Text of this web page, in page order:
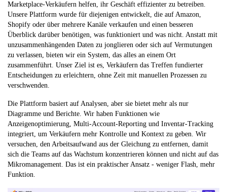
Marketplace-Verkäufern helfen, ihr Geschäft effizienter zu betreiben.
Unsere Plattform wurde für diejenigen entwickelt, die auf Amazon,
Shopify oder über mehrere Kanäle verkaufen und einen besseren
Überblick darüber benötigen, was funktioniert und was nicht. Anstatt mit
unzusammenhängenden Daten zu jonglieren oder sich auf Vermutungen
zu verlassen, bieten wir ein System, das alles an einem Ort
zusammenführt. Unser Ziel ist es, Verkäufern das Treffen fundierter
Entscheidungen zu erleichtern, ohne Zeit mit manuellen Prozessen zu
verschwenden.
Die Plattform basiert auf Analysen, aber sie bietet mehr als nur
Diagramme und Berichte. Wir haben Funktionen wie
Anzeigenoptimierung, Multi-Account-Reporting und Inventar-Tracking
integriert, um Verkäufern mehr Kontrolle und Kontext zu geben. Wir
versuchen, den Arbeitsaufwand aus der Gleichung zu entfernen, damit
sich die Teams auf das Wachstum konzentrieren können und nicht auf das
Mikromanagement. Das ist ein praktischer Ansatz - weniger Flash, mehr
Funktion.